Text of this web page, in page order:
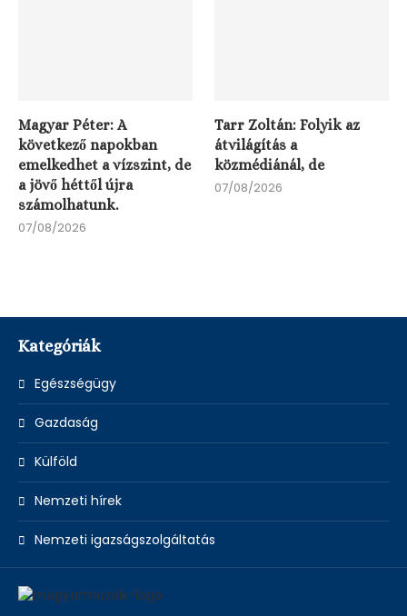
Magyar Péter: A
következő napokban
emelkedhet a vízszint, de
a jövő héttől újra
számolhatunk.
07/08/2026
Tarr Zoltán: Folyik az
átvilágítás a
közmédiánál, de
07/08/2026
Kategóriák
Egészségügy
Gazdaság
Külföld
Nemzeti hírek
Nemzeti igazságszolgáltatás